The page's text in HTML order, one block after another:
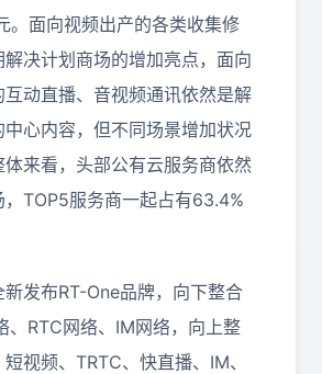
。面向视频出产的各类收集修
解决计划商场的增加亮点，面向
互动直播、音视频通讯依然是解
中心内容，但不同场景增加状况
来看，头部公有云服务商依然
，TOP5服务商一起占有63.4%
发布RT-One品牌，向下整合
、RTC网络、IM网络，向上整
视频、TRTC、快直播、IM、